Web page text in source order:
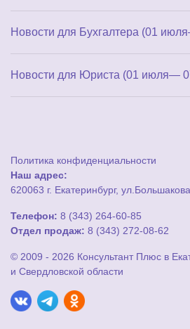
Новости для Бухгалтера (01
Новости для Юриста (01 июля—
Политика конфиденциальности
Наш адрес:
620063 г. Екатеринбург,
Телефон: 8 (343) 264-60-85
Отдел продаж: 8 (343) 272-08-62
© 2009 - 2026 Консультант Плюс в
и Свердловской области